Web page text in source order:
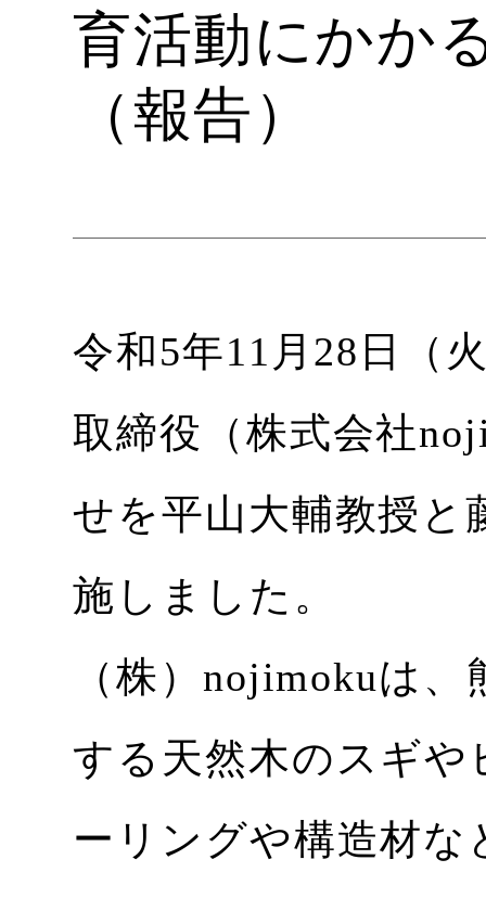
育活動にかか
（報告）
令和5年11月28日（
取締役（株式会社
せを平山大輔教授と
施しました。
（株）nojimokuは
する天然木のスギ
ーリングや構造材